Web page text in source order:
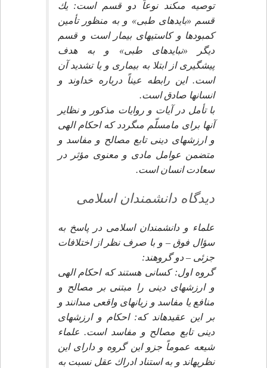
توصيه مى‏كند نوعاً دو قسم است: يك
قسم «بايدهاى طبى» و به منظور تأمين
كمبودها و كاستيهاى بيمار است و قسم
ديگر «نبايدهاى طبى» و به هدف
پيشگيرى از ابتلا به بيمارى و يا تشديد آن
است. اين رابطه عيناً درباره خداوند و
انسانها صادق است.
با تأمل در آيات و روايات مذكور و نظاير
آنها براى مامسلّم مى‏گردد كه احكام الهى
و ارزشهاى دينى تابع مصالح و مفاسد و
متضمن عوامل مادى و معنوى مؤثر در
سعادت انسان است.
ديدگاه دانشمندان اسلامى‏
علماء و دانشمندان اسلامى در پاسخ به
سؤال فوق – و با صرف نظر از اختلافات
جزئى – دو گروهند:
گروه اول: كسانى هستند كه احكام الهى
و ارزشهاى دينى را مبتنى بر مصالح و
منافع يا مفاسد و زيانهاى واقعى مى‏دانند و
بر اين عقيده‏اند كه: احكام و ارزشهاى
دينى تابع مصالح و مفاسد است. علماء
شيعه عموماً جزو اين گروه و داراى اين
نظريه‏اند و به استناد ادراك عقل نسبت به